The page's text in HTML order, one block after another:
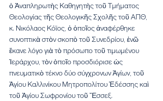
ὁ Ἀναπληρωτὴς Καθηγητὴς τοῦ Τμήματος
Θεολογίας τῆς Θεολογικῆς Σχολῆς τοῦ ΑΠΘ,
κ. Νικόλαος Κόϊος, ὁ ὁποῖος ἀναφέρθηκε
συνοπτικὰ στὸν σκοπὸ τοῦ Συνεδρίου, ἐνῶ
ἔκανε λόγο γιὰ τὸ πρόσωπο τοῦ τιμωμένου
Ἱεράρχου, τὸν ὁποῖο προσδιόρισε ὡς
πνευματικὸ τέκνο δύο σύγχρονων Ἁγίων, τοῦ
Ἁγίου Καλλινίκου Μητροπολίτου Ἐδέσσης καὶ
τοῦ Ἁγίου Σωφρονίου τοῦ Ἔσσεξ.